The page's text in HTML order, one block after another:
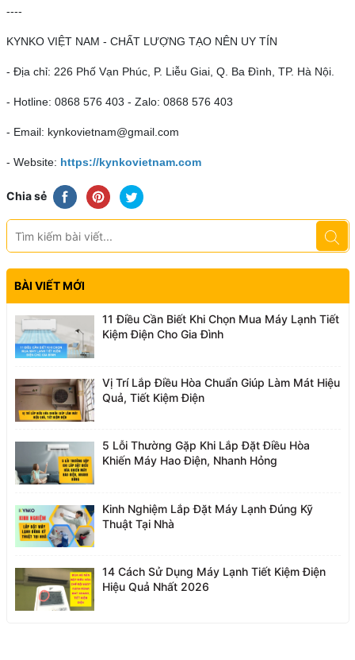
----
KYNKO VIỆT NAM - CHẤT LƯỢNG TẠO NÊN UY TÍN
- Địa chỉ: 226 Phố Vạn Phúc, P. Liễu Giai, Q. Ba Đình, TP. Hà Nội.
- Hotline: 0868 576 403 - Zalo: 0868 576 403
- Email: kynkovietnam@gmail.com
- Website: https://kynkovietnam.com
Chia sẻ
BÀI VIẾT MỚI
11 Điều Cần Biết Khi Chọn Mua Máy Lạnh Tiết
Kiệm Điện Cho Gia Đình
Vị Trí Lắp Điều Hòa Chuẩn Giúp Làm Mát Hiệu
Quả, Tiết Kiệm Điện
5 Lỗi Thường Gặp Khi Lắp Đặt Điều Hòa
Khiến Máy Hao Điện, Nhanh Hỏng
Kinh Nghiệm Lắp Đặt Máy Lạnh Đúng Kỹ
Thuật Tại Nhà
14 Cách Sử Dụng Máy Lạnh Tiết Kiệm Điện
Hiệu Quả Nhất 2026